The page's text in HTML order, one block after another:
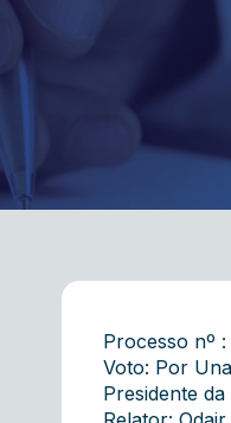
Processo nº
Voto: Por
Presidente